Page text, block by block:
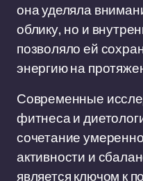
она уделяла
облику, но и
позволяло ей
энергию на
Современные
фитнеса и
сочетание
активности и
является ключом к